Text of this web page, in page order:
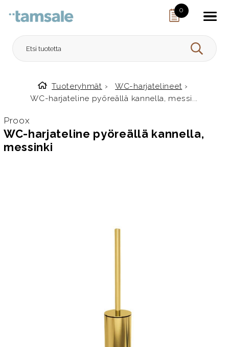
0
HAE
Etusivulle
Tuoteryhmät › WC-harjatelineet ›
WC-harjateline pyöreällä kannella, messi...
Proox
WC-harjateline pyöreällä kannella,
messinki